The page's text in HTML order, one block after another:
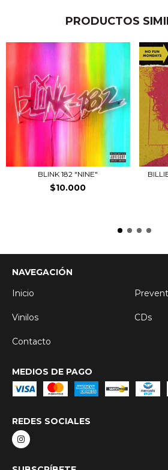
PRODUCTOS
BLINK 182 "NINE"
$10.000
NAVEGACIÓN
Inicio
Vinilos CDs
Contacto
MEDIOS DE PAGO
REDES SOCIALES